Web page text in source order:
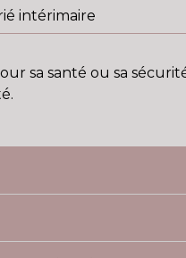
intérimaire
sa santé ou sa